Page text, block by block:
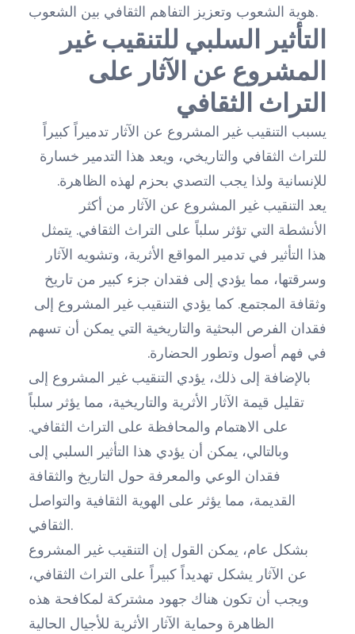
هوية الشعوب وتعزيز التفاهم الثقافي بين الشعوب.
التأثير السلبي للتنقيب غير
المشروع عن الآثار على
التراث الثقافي
يسبب التنقيب غير المشروع عن الآثار تدميراً كبيراً
للتراث الثقافي والتاريخي، ويعد هذا التدمير خسارة
للإنسانية ولذا يجب التصدي بحزم لهذه الظاهرة.
يعد التنقيب غير المشروع عن الآثار من أكثر
الأنشطة التي تؤثر سلباً على التراث الثقافي. يتمثل
هذا التأثير في تدمير المواقع الأثرية، وتشويه الآثار
وسرقتها، مما يؤدي إلى فقدان جزء كبير من تاريخ
وثقافة المجتمع. كما يؤدي التنقيب غير المشروع إلى
فقدان الفرص البحثية والتاريخية التي يمكن أن تسهم
في فهم أصول وتطور الحضارة.
بالإضافة إلى ذلك، يؤدي التنقيب غير المشروع إلى
تقليل قيمة الآثار الأثرية والتاريخية، مما يؤثر سلباً
على الاهتمام والمحافظة على التراث الثقافي.
وبالتالي، يمكن أن يؤدي هذا التأثير السلبي إلى
فقدان الوعي والمعرفة حول التاريخ والثقافة
القديمة، مما يؤثر على الهوية الثقافية والتواصل
الثقافي.
بشكل عام، يمكن القول إن التنقيب غير المشروع
عن الآثار يشكل تهديداً كبيراً على التراث الثقافي،
ويجب أن تكون هناك جهود مشتركة لمكافحة هذه
الظاهرة وحماية الآثار الأثرية للأجيال الحالية